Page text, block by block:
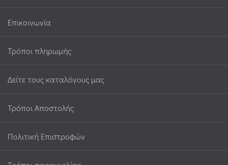
Επικοινωνία
Τρόποι πληρωμής
Δείτε τους καταλόγους μας
Τρόποι Αποστολής
Πολιτική Επιστροφών